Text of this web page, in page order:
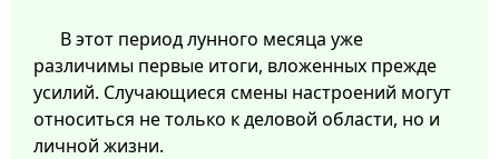
В этот период лунного месяца уже
различимы первые итоги, вложенных прежде
усилий. Случающиеся смены настроений могут
относиться не только к деловой области, но и
личной жизни.